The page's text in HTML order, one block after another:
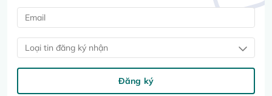
Loại tin đăng ký nhận
Đăng ký